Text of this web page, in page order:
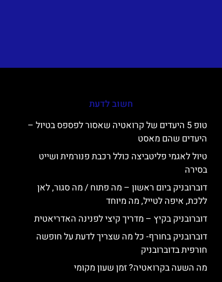
חשוב לדעת
טופ 5 היעדים של קרואטיה שאסור לפספס בטיול –
היעדים שהם מאסט
טיול לאגמי פליטביצה כולל רכבת פנורמית ושייט
בסירה
דוברובניק ביום ראשון – מה פתוח / מה סגור, לאן
ללכת, איפה לטייל, מה מיוחד
דוברובניק בקיץ – מדריך קיצי לפנינה האדריאטית
דוברובניק בחורף- כל מה שצריך לדעת על חופשה
חורפית בדוברובניק
מה השעה בקרואטיה? זמן שעון מקומי